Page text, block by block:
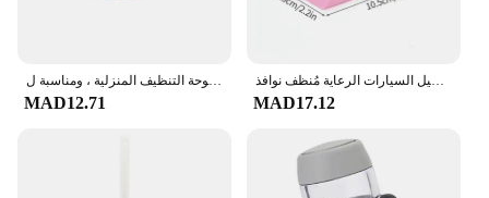
ماصة الإسفنج استبدال القماش ، غطاء ممسحة مسطحة ، ممسحة دوارة الجافة والرطبة ، لوحة التنظيف المنزلية ، ومناسبة ل swiyee
MAD12.71
رطبة ماجيك تنظيف الإسفنج لوازم تنظيف الحمام الأنظف منفضة الإسفنج أداة المنزلية غسيل السيارات الرعاية مُنظف نوافذ
MAD17.12